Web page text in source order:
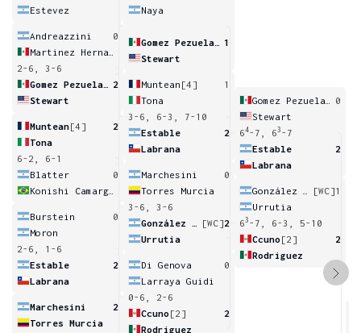
Estevez
Andreazzini
0
2-6, 3-6
2
Stewart
Muntean[4]
2
Tona
6-2, 6-1
Blatter
0
Burstein
0
Moron
2-6, 1-6
Estable
2
Labrana
Marchesini
2
Torres Murcia
Naya
1
Stewart
Muntean [4]
1
Tona
3-6, 6-3, 7-10
Estable
2
Labrana
Marchesini
0
Torres Murcia
3-6, 3-6
[WC]2
Urrutia
Di Genova
0
Larraya Guidi
0-6, 2-6
Ccuno [2]
2
Rodriguez
0
Stewart
64-7, 63 -7
Estable
2
Labrana
[WC]1
Urrutia
63 -7, 6-3, 5-10
Ccuno [2]
2
Rodriguez